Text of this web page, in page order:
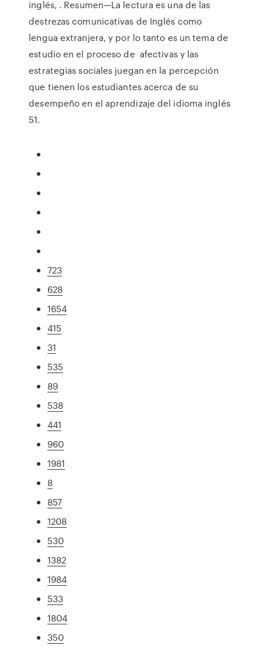
inglés, . Resumen—La lectura es una de las
destrezas comunicativas de Inglés como
lengua extranjera, y por lo tanto es un tema de
estudio en el proceso de afectivas y las
estrategias sociales juegan en la percepción
que tienen los estudiantes acerca de su
desempeño en el aprendizaje del idioma inglés
51.
723
628
1654
415
31
535
89
538
441
960
1981
8
857
1208
530
1382
1984
533
1804
350